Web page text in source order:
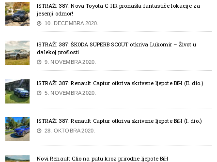
ISTRAŽI 387: Nova Toyota C-HR pronašla fantastiče lokacije za
jesenji odmor!
10. DECEMBRA 2020.
ISTRAŽI 387: ŠKODA SUPERB SCOUT otkriva Lukomir – Život u
dalekoj prošlosti
9. NOVEMBRA 2020.
ISTRAŽI 387: Renault Captur otkriva skrivene ljepote BiH (II. dio.)
5. NOVEMBRA 2020.
ISTRAŽI 387: Renault Captur otkriva skrivene ljepote BiH (I. dio.)
28. OKTOBRA 2020.
Novi Renault Clio na putu kroz prirodne ljepote BiH